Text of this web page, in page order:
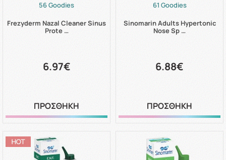
56 Goodies
Frezyderm Nazal Cleaner Sinus
Prote …
6.97€
ΠΡΟΣΘΗΚΗ
61 Goodies
Sinomarin Adults Hypertonic
Nose Sp …
6.88€
ΠΡΟΣΘΗΚΗ